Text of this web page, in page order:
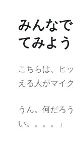
みんな
てみよう
こちらは、ヒ
える人がマイ
うん。何だろ
い。。。。」